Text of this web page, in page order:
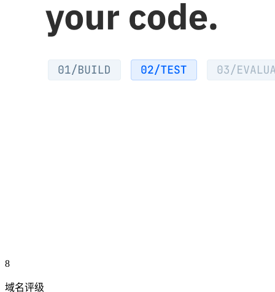
8
域名评级